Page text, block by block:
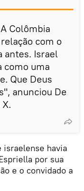
Colômbia
com o
antes. Israel
como uma
Que Deus
anunciou De
israelense havia
por sua
e o convidado a